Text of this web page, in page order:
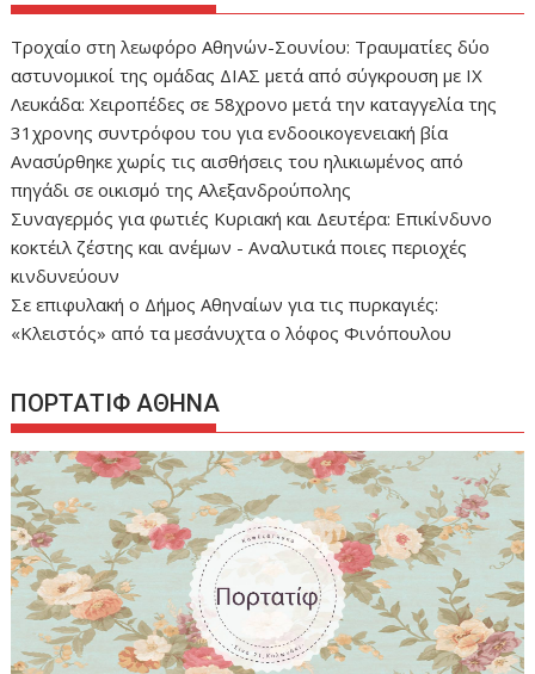
Τροχαίο στη λεωφόρο Αθηνών-Σουνίου: Τραυματίες δύο
αστυνομικοί της ομάδας ΔΙΑΣ μετά από σύγκρουση με ΙΧ
Λευκάδα: Χειροπέδες σε 58χρονο μετά την καταγγελία της
31χρονης συντρόφου του για ενδοοικογενειακή βία
Ανασύρθηκε χωρίς τις αισθήσεις του ηλικιωμένος από
πηγάδι σε οικισμό της Αλεξανδρούπολης
Συναγερμός για φωτιές Κυριακή και Δευτέρα: Επικίνδυνο
κοκτέιλ ζέστης και ανέμων - Αναλυτικά ποιες περιοχές
κινδυνεύουν
Σε επιφυλακή ο Δήμος Αθηναίων για τις πυρκαγιές:
«Κλειστός» από τα μεσάνυχτα ο λόφος Φινόπουλου
ΠΟΡΤΑΤΙΦ ΑΘΗΝΑ